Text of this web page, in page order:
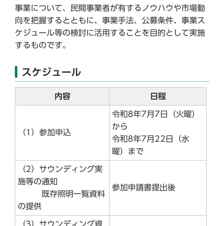
事業について、民間事業者が有するノウハウや市場動
向を把握するとともに、事業手法、公募条件、事業ス
ケジュール等の検討に活用することを目的として実施
するものです。
スケジュール
内容 日程
（1）参加申込
令和8年7月7日（火曜）
から
令和8年7月22日（水
曜）まで
（2）サウンディング実
施等の通知
既存照明一覧資料
の提供
参加申請書提出後
（3）サウンディング資